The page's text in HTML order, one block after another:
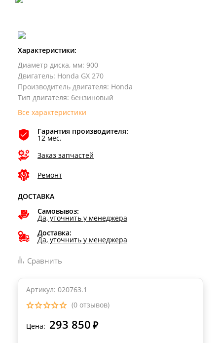
Характеристики:
Диаметр диска, мм: 900
Двигатель: Honda GX 270
Производитель двигателя: Honda
Тип двигателя: бензиновый
Все характеристики
Гарантия производителя:
12 мес.
Заказ запчастей
Ремонт
ДОСТАВКА
Самовывоз:
Да, уточнить у менеджера
Доставка:
Да, уточнить у менеджера
Сравнить
Артикул: 020763.1
(0 отзывов)
Цена: 293 850 ₽